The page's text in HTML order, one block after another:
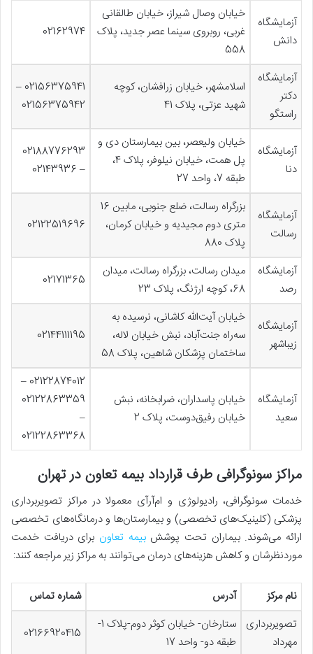
آزمایشگاه
دانش
خیابان وصال شیراز، خیابان طالقانی
غربی، روبروی سینما عصر جدید، پلاک
558
02162974
آزمایشگاه
دکتر
راستگو
اسلامشهر، خیابان زرافشان، کوچه
شهید عزتی، پلاک 41
02156375941 –
02156375942
آزمایشگاه
دنا
خیابان ولیعصر، بین بیمارستان دی و
پل همت، خیابان نیلوفر، پلاک 4،
طبقه 7، واحد 27
02188776293
– 02143936
آزمایشگاه
رسالت
بزرگراه رسالت، ضلع جنوبی، مابین 16
متری دوم مجیدیه و خیابان کرمان،
پلاک 880
02122519696
آزمایشگاه
رصد
میدان رسالت، بزرگراه رسالت، میدان
68، کوچه ارژنگ، پلاک 23
02171365
آزمایشگاه
زیباشهر
خیابان آیت‌الله کاشانی، نرسیده به
سه‌راه جنت‌آباد، نبش خیابان لاله،
ساختمان پزشکان شاهین، پلاک 58
02144111195
آزمایشگاه
سعید
خیابان پاسداران، ضرابخانه، نبش
خیابان رفیق‌دوست، پلاک 2
02122874012 –
02122863359
–
02122863368
مراکز سونوگرافی طرف قرارداد بیمه تعاون در تهران
خدمات سونوگرافی، رادیولوژی و ام‌آر‌آی معمولا در مراکز تصویربرداری
پزشکی (کلینیک‌های تخصصی) و بیمارستان‌ها و درمانگاه‌های تخصصی
ارائه می‌شوند. بیماران تحت پوششبیمه تعاون برای دریافت خدمت
مورد‌نظرشان و کاهش هزینه‌های درمان می‌توانند به مراکز زیر مراجعه کنند:
نام مرکز آدرس
شماره تماس
تصویربرداری
مهرداد
ستارخان- خیابان کوثر دوم-پلاک 1-
طبقه دو- واحد 17
02166920415